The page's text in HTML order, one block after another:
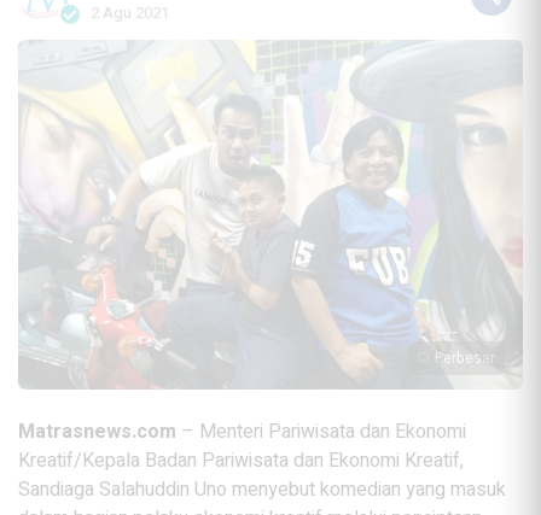
2 Agu 2021
Perbesar
Matrasnews.com – Menteri Pariwisata dan Ekonomi
Kreatif/Kepala Badan Pariwisata dan Ekonomi Kreatif,
Sandiaga Salahuddin Uno menyebut komedian yang masuk